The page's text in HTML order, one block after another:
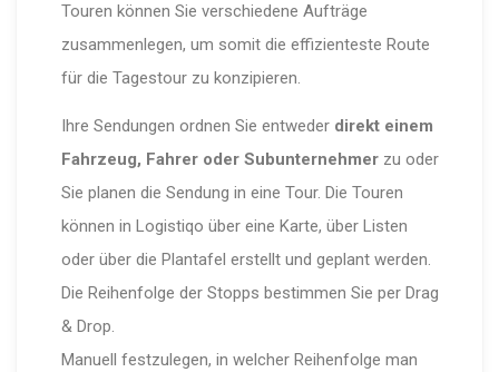
Touren können Sie verschiedene Aufträge
zusammenlegen, um somit die effizienteste Route
für die Tagestour zu konzipieren.
Ihre Sendungen ordnen Sie entweder direkt einem
Fahrzeug, Fahrer oder Subunternehmerzu oder
Sie planen die Sendung in eine Tour. Die Touren
können in Logistiqo über eine Karte, über Listen
oder über die Plantafel erstellt und geplant werden.
Die Reihenfolge der Stopps bestimmen Sie per Drag
& Drop.
Manuell festzulegen, in welcher Reihenfolge man